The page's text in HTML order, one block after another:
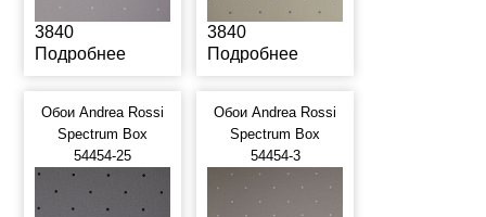
3840
Подробнее
3840
Подробнее
Обои Andrea Rossi
Spectrum Box
54454-25
Обои Andrea Rossi
Spectrum Box
54454-3